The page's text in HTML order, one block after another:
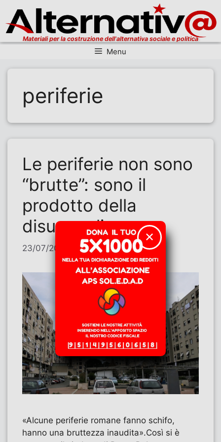
Materiali per la costruzione dell'alternativa sociale e politica
Menu
periferie
Le periferie non sono
“brutte”: sono il
prodotto della
disuguaglianza
23/07/2025 diDaniela Alessandri
«Alcune periferie romane fanno schifo,
hanno una bruttezza inaudita».Così si è
✕